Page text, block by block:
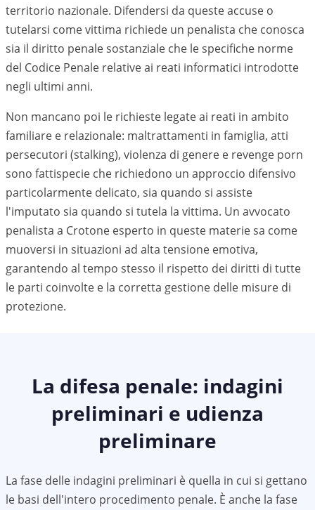
territorio nazionale. Difendersi da queste accuse o
tutelarsi come vittima richiede un penalista che conosca
sia il diritto penale sostanziale che le specifiche norme
del Codice Penale relative ai reati informatici introdotte
negli ultimi anni.
Non mancano poi le richieste legate ai reati in ambito
familiare e relazionale: maltrattamenti in famiglia, atti
persecutori (stalking), violenza di genere e revenge porn
sono fattispecie che richiedono un approccio difensivo
particolarmente delicato, sia quando si assiste
l'imputato sia quando si tutela la vittima. Un avvocato
penalista a Crotone esperto in queste materie sa come
muoversi in situazioni ad alta tensione emotiva,
garantendo al tempo stesso il rispetto dei diritti di tutte
le parti coinvolte e la corretta gestione delle misure di
protezione.
La difesa penale: indagini
preliminari e udienza
preliminare
La fase delle indagini preliminari è quella in cui si gettano
le basi dell'intero procedimento penale. È anche la fase